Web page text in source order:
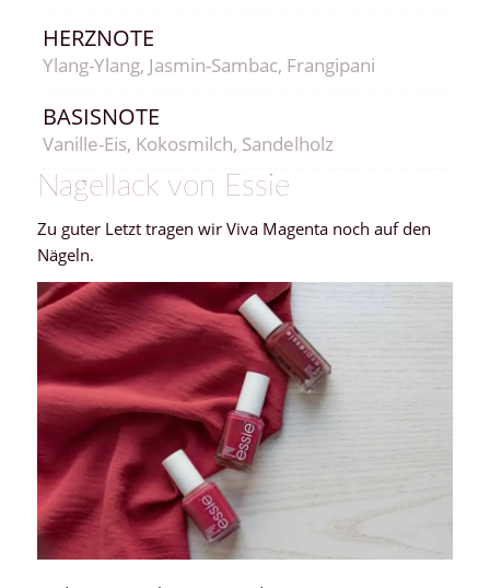
HERZNOTE
Ylang-Ylang, Jasmin-Sambac, Frangipani
BASISNOTE
Vanille-Eis, Kokosmilch, Sandelholz
Nagellack von Essie
Zu guter Letzt tragen wir Viva Magenta noch auf den
Nägeln.